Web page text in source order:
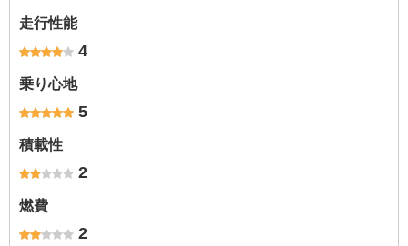
走行性能
4
乗り心地
5
積載性
2
燃費
2